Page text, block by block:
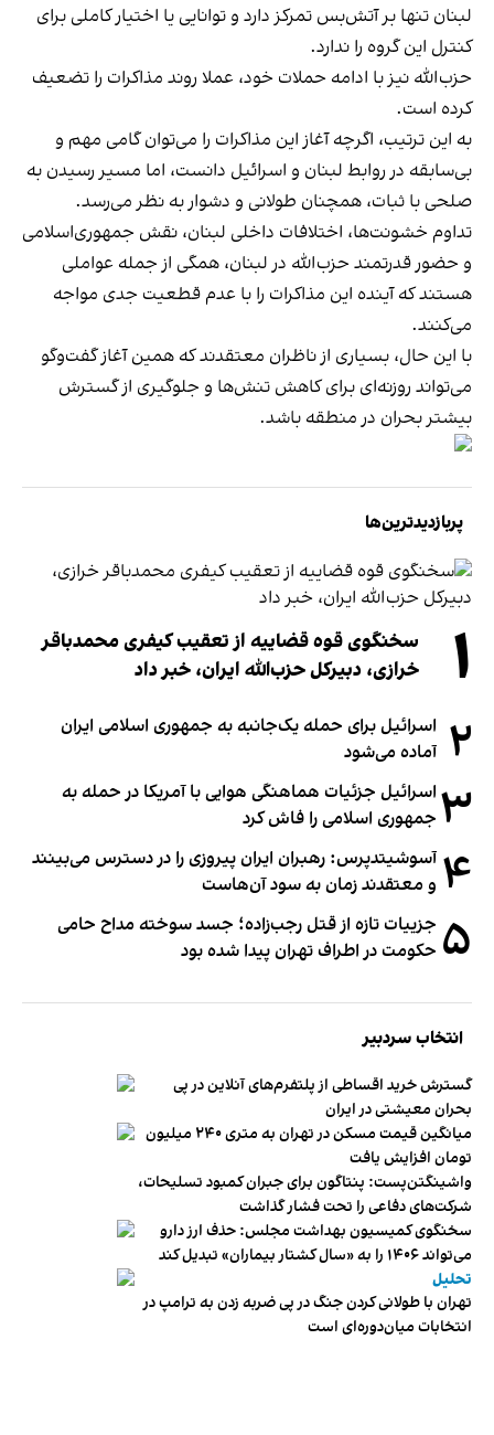
لبنان تنها بر آتش‌بس تمرکز دارد و توانایی یا اختیار کاملی برای
کنترل این گروه را ندارد.
حزب‌الله نیز با ادامه حملات خود، عملا روند مذاکرات را تضعیف
کرده است.
به این ترتیب، اگرچه آغاز این مذاکرات را می‌توان گامی مهم و
بی‌سابقه در روابط لبنان و اسرائیل دانست، اما مسیر رسیدن به
صلحی با ثبات، همچنان طولانی و دشوار به نظر می‌رسد.
تداوم خشونت‌ها، اختلافات داخلی لبنان، نقش جمهوری‌اسلامی
و حضور قدرتمند حزب‌الله در لبنان، همگی از جمله عواملی
هستند که آینده این مذاکرات را با عدم قطعیت جدی مواجه
می‌کنند.
با این حال، بسیاری از ناظران معتقدند که همین آغاز گفت‌وگو
می‌تواند روزنه‌ای برای کاهش تنش‌ها و جلوگیری از گسترش
بیشتر بحران در منطقه باشد.
پربازدیدترین‌ها
۱
سخنگوی قوه قضاییه از تعقیب کیفری محمدباقر
خرازی، دبیر‌کل حزب‌الله ایران، خبر داد
۲ اسرائیل برای حمله یک‌جانبه به جمهوری اسلامی ایران
آماده می‌شود
۳ اسرائیل جزئیات هماهنگی هوایی با آمریکا در حمله به
جمهوری اسلامی را فاش کرد
۴ آسوشیتدپرس: رهبران ایران پیروزی را در دسترس می‌بینند
و معتقدند زمان به سود آن‌هاست
۵ جزییات تازه از قتل رجب‌زاده؛ جسد سوخته مداح حامی
حکومت در اطراف تهران پیدا شده بود
انتخاب سردبیر
گسترش خرید اقساطی از پلتفرم‌های آنلاین در پی
بحران معیشتی در ایران
میانگین قیمت مسکن در تهران به متری ۲۴۰ میلیون
تومان افزایش یافت
واشینگتن‌پست: پنتاگون برای جبران کمبود تسلیحات،
شرکت‌های دفاعی را تحت فشار گذاشت
سخنگوی کمیسیون بهداشت مجلس: حذف ارز دارو
می‌تواند ۱۴۰۶ را به «سال کشتار بیماران» تبدیل کند
تحلیل
تهران با طولانی کردن جنگ در پی ضربه زدن به ترامپ در
انتخابات میان‌دوره‌ای است